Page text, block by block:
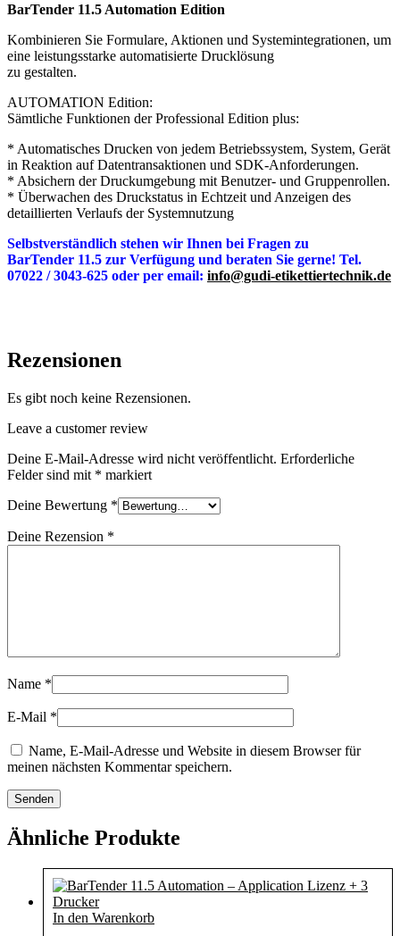
BarTender 11.5 Automation Edition
Kombinieren Sie Formulare, Aktionen und Systemintegrationen, um
eine leistungsstarke automatisierte Drucklösung
zu gestalten.
AUTOMATION Edition:
Sämtliche Funktionen der Professional Edition plus:
* Automatisches Drucken von jedem Betriebssystem, System, Gerät
in Reaktion auf Datentransaktionen und SDK-Anforderungen.
* Absichern der Druckumgebung mit Benutzer- und Gruppenrollen.
* Überwachen des Druckstatus in Echtzeit und Anzeigen des
detaillierten Verlaufs der Systemnutzung
Selbstverständlich stehen wir Ihnen bei Fragen zu
BarTender 11.5 zur Verfügung und beraten Sie gerne! Tel.
07022 / 3043-625 oder per email: info@gudi-etikettiertechnik.de
Rezensionen
Es gibt noch keine Rezensionen.
Leave a customer review
Deine E-Mail-Adresse wird nicht veröffentlicht. Erforderliche
Felder sind mit * markiert
Deine Bewertung *
Deine Rezension *
Name *
E-Mail *
Name, E-Mail-Adresse und Website in diesem Browser für
meinen nächsten Kommentar speichern.
Ähnliche Produkte
In den Warenkorb